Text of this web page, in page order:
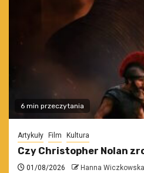
6 min przeczytania
Artykuły Film Kultura
Czy Christopher Nolan
01/08/2026 Hanna Wiczkowska